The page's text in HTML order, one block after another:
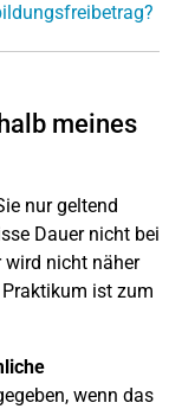
meines
nur geltend
Dauer nicht bei
wird nicht näher
ist zum
wenn das